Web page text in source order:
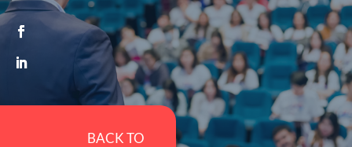
BACK TO